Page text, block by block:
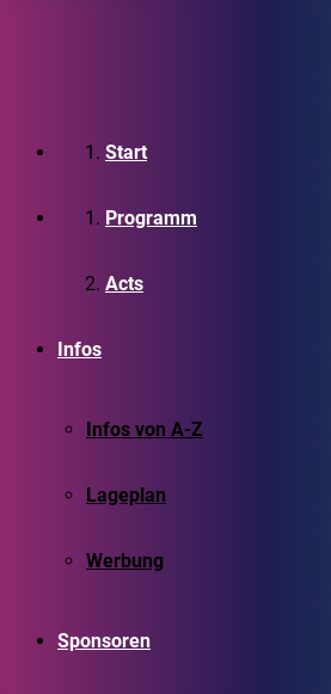
Start
Programm
Acts
Infos
Infos von A-Z
Lageplan
Werbung
Sponsoren